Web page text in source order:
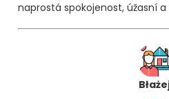
naprostá spokojenost, úžasní